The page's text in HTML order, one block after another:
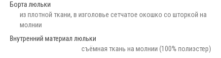
Борта люльки
из плотной ткани, в изголовье сетчатое окошко со шторкой на
молнии
Внутренний материал люльки
съёмная ткань на молнии (100% полиэстер)